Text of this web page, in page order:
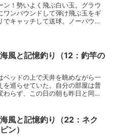
ン！勢いよく飛ぶ白い玉。グラウ
ワンバウンドして弾け飛ぶ玉をギ
でキャッチして送球。ノーバウン
風と記憶釣り（12：釣竿の
ベッドの上で天井を眺めながら一
を巡らせていた。自分の部屋は普
わらず、この日の朝も昨日と同じ
風と記憶釣り（22：ネク
ン）